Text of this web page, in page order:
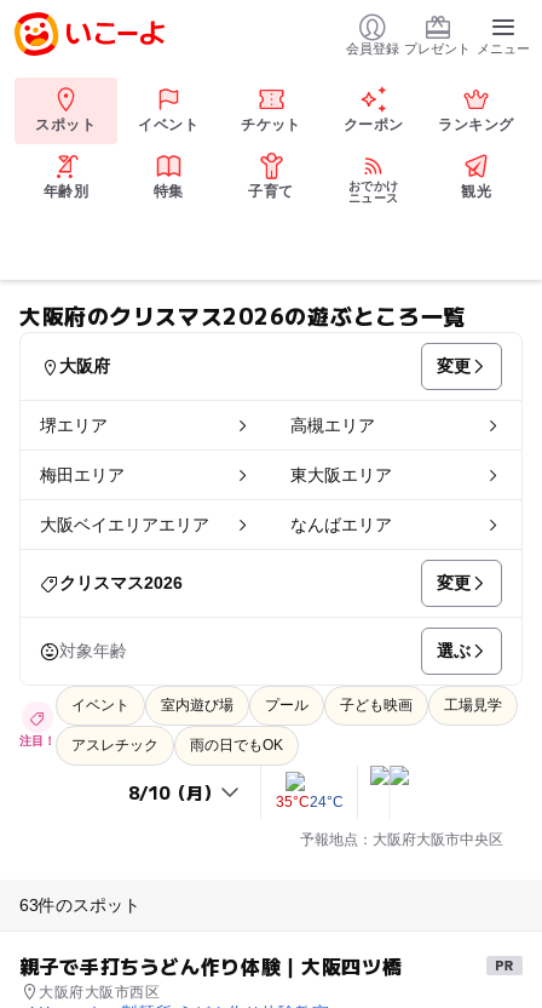
会員登録 プレゼント メニュー
スポット イベント チケット クーポン ランキング
年齢別 特集 子育て
おでかけ
ニュース
観光
大阪府のクリスマス2026の遊ぶところ一覧
大阪府 変更
堺エリア 高槻エリア
梅田エリア 東大阪エリア
大阪ベイエリアエリア なんばエリア
クリスマス2026 変更
対象年齢 選ぶ
注目！
イベント 室内遊び場 プール 子ども映画 工場見学
アスレチック 雨の日でもOK
35°C24°C
予報地点：大阪府大阪市中央区
63件のスポット
親子で手打ちうどん作り体験｜大阪四ツ橋
大阪府大阪市西区